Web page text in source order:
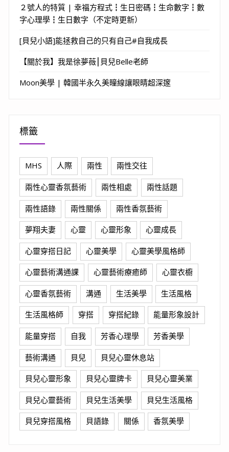
２號人的特質 | 幸福方程式┇生日密碼┇生命數字┇數
字心理學┇生日數字（不定時更新）
[貝兒小語]能拯救自己的只有自己#自我成長
【關於我】我是徐夢薇⎮貝兒Belle老師
Moon美學 | 韓國半永久美瞳線讓眼睛超深邃
標籤
MHS 人際 兩性 兩性交往
兩性心靈香氛藝術 兩性相處 兩性話題
兩性語錄 兩性關係 兩性香氛藝術
夢翔夫妻 心靈 心靈形象 心靈成長
心靈穿搭日記 心靈美學 心靈美學風格師
心靈藝術溝通課 心靈藝術療癒師 心靈衣櫥
心靈香氛藝術 溝通 生活美學 生活風格
生活風格師 穿搭 穿搭紀錄 能量形象設計
能量穿搭 自我 芳香心理學 芳香美學
藝術溝通 貝兒 貝兒心靈休息站
貝兒心靈形象 貝兒心靈牌卡 貝兒心靈美業
貝兒心靈藝術 貝兒生活美學 貝兒生活風格
貝兒穿搭風格 貝語錄 關係 香氛美學